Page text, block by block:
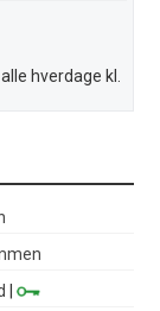
hverdage kl.
|